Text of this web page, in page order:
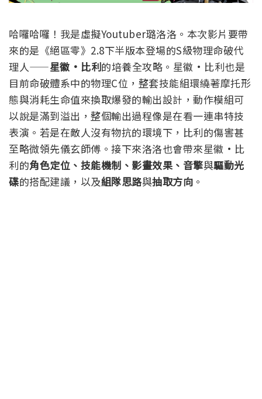
哈囉哈囉！我是虛擬Youtuber璐洛洛。本次影片要帶
來的是《絕區零》2.8下半版本登場的S級物理命破代
理人——星徽·比利的培養全攻略。 星徽·比利也是
目前命破體系中的物理C位，整套技能組環繞著摩托形
態與消耗生命值來換取爆發的輸出設計，動作模組可
以說是滿到溢出，整個輸出過程像是在看一連串特技
表演。若是在敵人沒有物抗的環境下，比利的傷害甚
至略微領先儀玄師傅。 接下來洛洛也會帶來星徽·比
利的角色定位、技能機制、影畫效果、音擎與驅動光
碟的搭配建議，以及組隊思路與抽取方向 。